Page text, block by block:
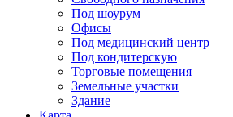
Под шоурум
Офисы
Под медицинский центр
Под кондитерскую
Торговые помещения
Земельные участки
Здание